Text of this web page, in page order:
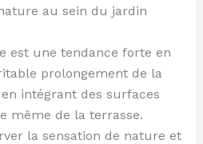
au sein du jardin
est une tendance forte en
prolongement de la
intégrant des surfaces
même de la terrasse.
la sensation de nature et